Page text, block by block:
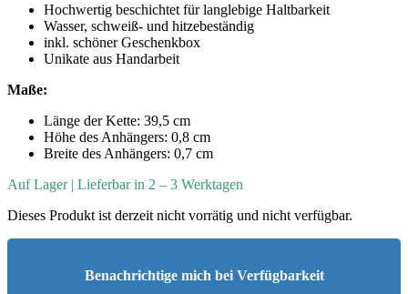
Hochwertig beschichtet für langlebige Haltbarkeit
Wasser, schweiß- und hitzebeständig
inkl. schöner Geschenkbox
Unikate aus Handarbeit
Maße:
Länge der Kette: 39,5 cm
Höhe des Anhängers: 0,8 cm
Breite des Anhängers: 0,7 cm
Auf Lager | Lieferbar in 2 – 3 Werktagen
Dieses Produkt ist derzeit nicht vorrätig und nicht verfügbar.
Benachrichtige mich bei Verfügbarkeit